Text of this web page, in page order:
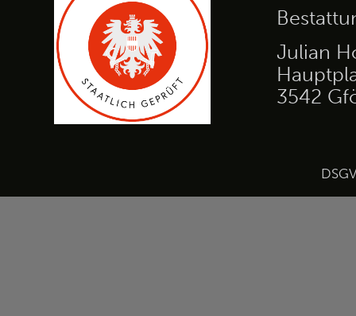
Julian
3542